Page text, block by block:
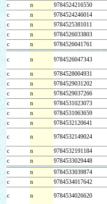
c
n 9784524216550
c
n 9784524246014
c
n 9784525381011
c
n 9784526033803
c
n 9784526041761
c n 9784526047343
c n 9784528004931
c
n 9784529031202
c
n 9784529037266
c
n 9784531023073
c
n 9784531063659
c
n 9784532120641
c
n 9784532149024
c
n 9784532191184
c
n 9784533029448
c
n 9784533039874
c
n 9784534017642
c
n 9784534026620